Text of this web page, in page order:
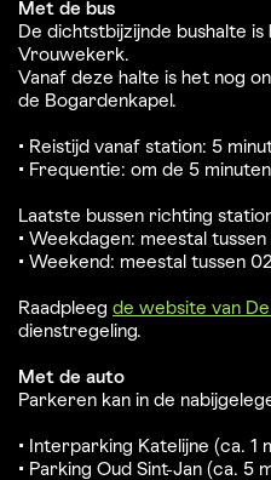
Met de bus
De dichtstbijzijnde bushalte
Vrouwekerk.
Vanaf deze halte is het nog
de Bogardenkapel.
• Reistijd vanaf station: 5
• Frequentie: om de 5 minuten
Laatste bussen richting
• Weekdagen: meestal
• Weekend: meestal tussen
Raadpleeg de website van De
dienstregeling.
Met de auto
Parkeren kan in de
• Interparking Katelijne (ca. 1
• Parking Oud Sint-Jan (ca. 5